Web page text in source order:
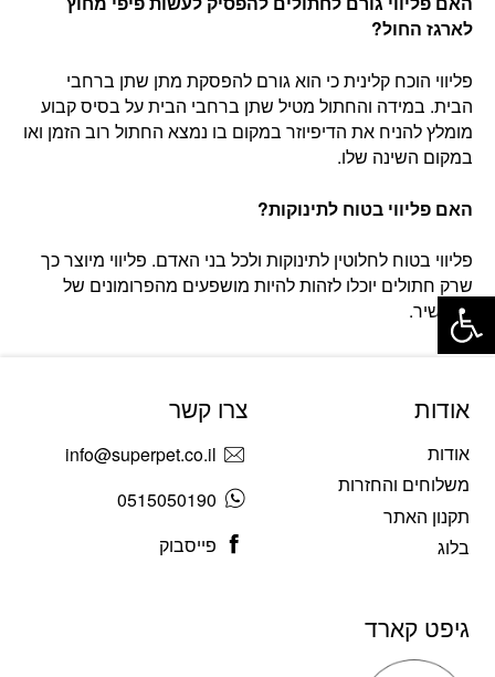
לארגז החול?
פליווי הוכח קלינית כי הוא גורם להפסקת מתן שתן ברחבי
הבית. במידה והחתול מטיל שתן ברחבי הבית על בסיס קבוע
מומלץ להניח את הדיפיוזר במקום בו נמצא החתול רוב הזמן ואו
במקום השינה שלו.
האם פליווי בטוח לתינוקות?
פליווי בטוח לחלוטין לתינוקות ולכל בני האדם. פליווי מיוצר כך
שרק חתולים יוכלו לזהות להיות מושפעים מהפרומונים של
התכשיר.
אודות
אודות
משלוחים והחזרות
תקנון האתר
בלוג
צרו קשר
info@superpet.co.il
0515050190
פייסבוק
גיפט קארד
פתח סרגל נגישות